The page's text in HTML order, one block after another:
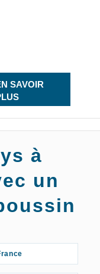
SAVOIR
à
un